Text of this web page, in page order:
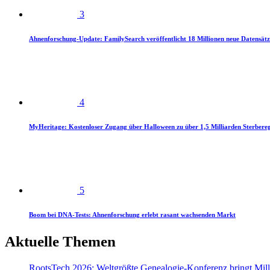
3
Ahnenforschung-Update: FamilySearch veröffentlicht 18 Millionen neue
4
MyHeritage: Kostenloser Zugang über Halloween zu über 1,5 Milliarden
5
Boom bei DNA-Tests: Ahnenforschung erlebt rasant wachsenden Markt
Aktuelle Themen
RootsTech 2026: Weltgrößte Genealogie-Konferenz bringt